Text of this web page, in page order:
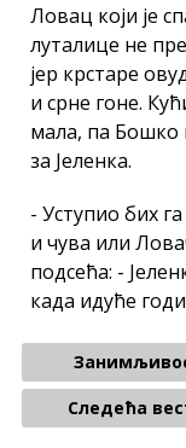
Ловац који је
луталице не
јер крстаре
и срне гоне.
мала, па Бошко
за Јеленка.
- Уступио бих
и чува или
подсећа: -
када идуће
Следећа